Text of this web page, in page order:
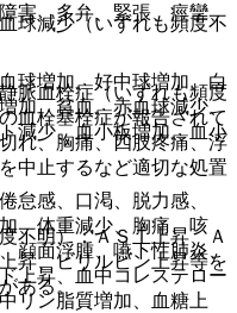
害、多弁、緊張、痙攣、
球増加、好中球増加、白
加、貧血、赤血球減少、
減少、血小板増加、血小
感、口渇、脱力感、
、体重減少、胸痛、咳
顔面浮腫、嚥下性肺炎、
上昇、血中コレステロー
リン脂質増加、血糖上
球減少（いずれも頻度不
脈血栓症（いずれも頻度
血栓塞栓症が報告されて
れ、胸痛、四肢疼痛、浮
中止するなど適切な処置
不明）：ＡＳＴ上昇、Ａ
昇、ビリルビン上昇等を
ある。